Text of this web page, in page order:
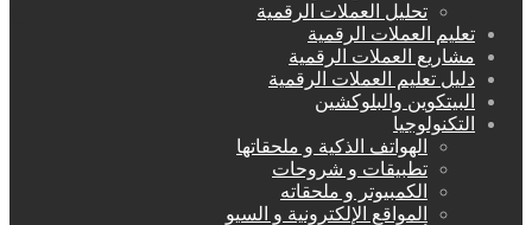
تحليل العملات الرقمية
تعليم العملات الرقمية
مشاريع العملات الرقمية
دليل تعليم العملات الرقمية
البيتكوين والبلوكشين
التكنولوجيا
الهواتف الذكية و ملحقاتها
تطبيقات و شروحات
الكمبيوتر و ملحقاته
المواقع الإلكترونية و السيو